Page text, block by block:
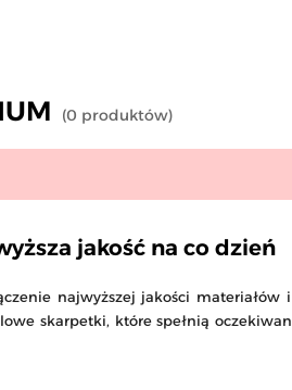
(0 produktów)
jakość na co dzień
najwyższej jakości materiałów
skarpetki, które spełnią